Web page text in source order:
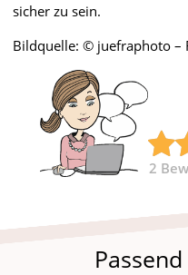
sicher zu sein.
Bildquelle: © juefraphoto –
2